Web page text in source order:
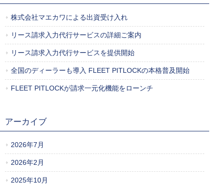
株式会社マエカワによる出資受け入れ
リース請求入力代行サービスの詳細ご案内
リース請求入力代行サービスを提供開始
全国のディーラーも導入 FLEET PITLOCKの本格普及開始
FLEET PITLOCKが請求一元化機能をローンチ
アーカイブ
2026年7月
2026年2月
2025年10月